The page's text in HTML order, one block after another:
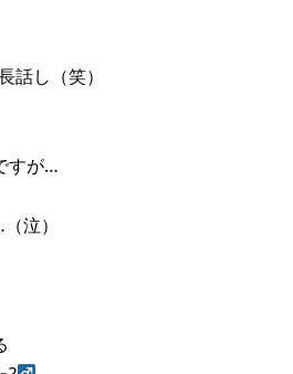
話し（笑）
すが…
泣）